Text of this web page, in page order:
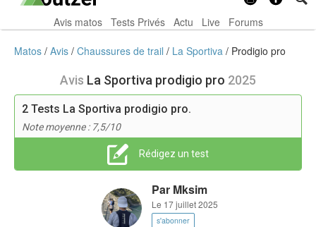
Avis matos Tests Privés Actu Live Forums
Matos Avis Chaussures de trail La Sportiva Prodigio pro
Avis La Sportiva prodigio pro 2025
2 Tests La Sportiva prodigio pro.
Note moyenne : 7,5/10
Rédigez un test
Par Mksim
Le 17 juillet 2025
s'abonner